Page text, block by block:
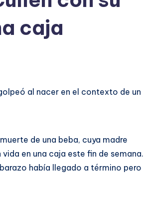
caja
al nacer en el contexto de un
de una beba, cuya madre
en una caja este fin de semana.
había llegado a término pero